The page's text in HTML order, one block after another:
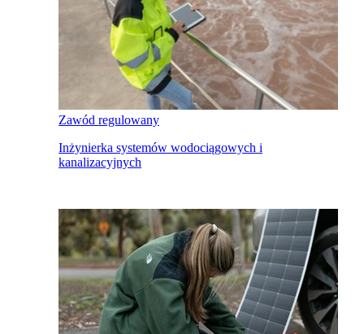
Zawód regulowany
Inżynierka systemów wodociągowych i
kanalizacyjnych